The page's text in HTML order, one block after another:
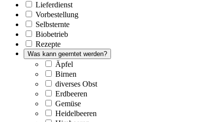
Lieferdienst
Vorbestellung
Selbsternte
Biobetrieb
Rezepte
Was kann geerntet werden?
Äpfel
Birnen
diverses Obst
Erdbeeren
Gemüse
Heidelbeeren